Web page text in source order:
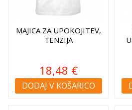
MAJICA ZA UPOKOJITEV,
TENZIJA
18,48 €
DODAJ V KOŠARICO